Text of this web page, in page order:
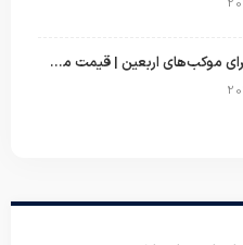
خرید عمده پتو مینک برای موکب‌های اربعین | قیمت مناسب و ارسال سریع